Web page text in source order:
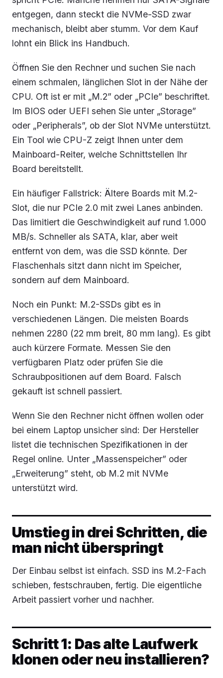
entgegen, dann steckt die NVMe-SSD zwar
mechanisch, bleibt aber stumm. Vor dem Kauf
lohnt ein Blick ins Handbuch.
Öffnen Sie den Rechner und suchen Sie nach
einem schmalen, länglichen Slot in der Nähe der
CPU. Oft ist er mit „M.2” oder „PCIe” beschriftet.
Im BIOS oder UEFI sehen Sie unter „Storage”
oder „Peripherals”, ob der Slot NVMe unterstützt.
Ein Tool wie CPU-Z zeigt Ihnen unter dem
Mainboard-Reiter, welche Schnittstellen Ihr
Board bereitstellt.
Ein häufiger Fallstrick: Ältere Boards mit M.2-
Slot, die nur PCIe 2.0 mit zwei Lanes anbinden.
Das limitiert die Geschwindigkeit auf rund 1.000
MB/s. Schneller als SATA, klar, aber weit
entfernt von dem, was die SSD könnte. Der
Flaschenhals sitzt dann nicht im Speicher,
sondern auf dem Mainboard.
Noch ein Punkt: M.2-SSDs gibt es in
verschiedenen Längen. Die meisten Boards
nehmen 2280 (22 mm breit, 80 mm lang). Es gibt
auch kürzere Formate. Messen Sie den
verfügbaren Platz oder prüfen Sie die
Schraubpositionen auf dem Board. Falsch
gekauft ist schnell passiert.
Wenn Sie den Rechner nicht öffnen wollen oder
bei einem Laptop unsicher sind: Der Hersteller
listet die technischen Spezifikationen in der
Regel online. Unter „Massenspeicher” oder
„Erweiterung” steht, ob M.2 mit NVMe
unterstützt wird.
Umstieg in drei Schritten, die
man nicht überspringt
Der Einbau selbst ist einfach. SSD ins M.2-Fach
schieben, festschrauben, fertig. Die eigentliche
Arbeit passiert vorher und nachher.
Schritt 1: Das alte Laufwerk
klonen oder neu installieren?